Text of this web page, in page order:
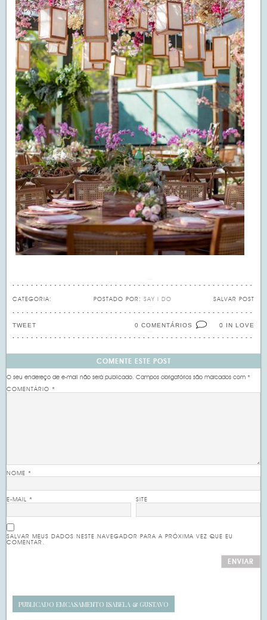
CATEGORIA: SALVAR POST
POSTADO POR: SAY I DO
0 IN LOVE
0 COMENTÁRIOS
TWEET
COMENTE ESTE POST
O seu endereço de e-mail não será publicado. Campos obrigatórios são marcados com*
COMENTÁRIO*
NOME*
E-MAIL* SITE
SALVAR MEUS DADOS NESTE NAVEGADOR PARA A PRÓXIMA VEZ QUE EU
COMENTAR.
PUBLICADO EMCASAMENTO ISABELA & GUSTAVO